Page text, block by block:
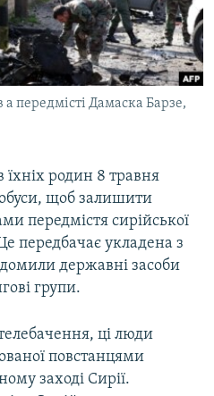
передмісті Дамаска Барзе,
їхніх родин 8 травня
щоб залишити
передмістя сирійської
передбачає укладена з
державні засоби
групи.
ці люди
повстанцями
заході Сирії.